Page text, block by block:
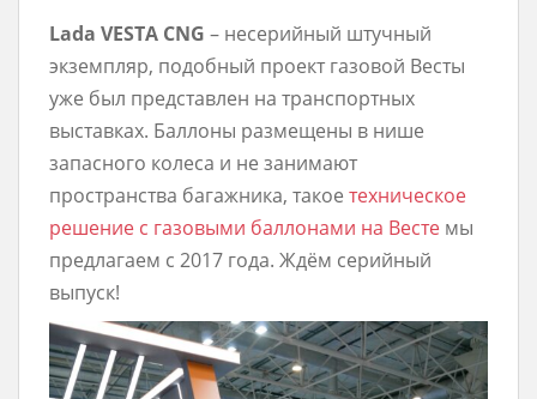
Lada VESTA CNG – несерийный штучный
экземпляр, подобный проект газовой Весты
уже был представлен на транспортных
выставках. Баллоны размещены в нише
запасного колеса и не занимают
пространства багажника, такое техническое
решение с газовыми баллонами на Весте мы
предлагаем с 2017 года. Ждём серийный
выпуск!